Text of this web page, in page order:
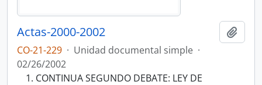
Actas-2000-2002
CO-21-229 · Unidad documental simple ·
02/26/2002
CONTINUA SEGUNDO DEBATE: LEY DE